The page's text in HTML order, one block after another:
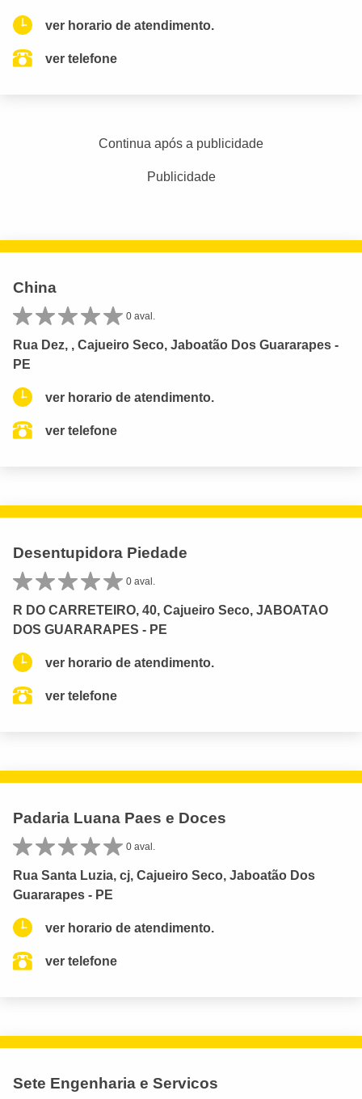
ver horario de atendimento.
ver telefone
Continua após a publicidade
Publicidade
China
0 aval.
Rua Dez, , Cajueiro Seco, Jaboatão Dos Guararapes -
PE
ver horario de atendimento.
ver telefone
Desentupidora Piedade
0 aval.
R DO CARRETEIRO, 40, Cajueiro Seco, JABOATAO
DOS GUARARAPES - PE
ver horario de atendimento.
ver telefone
Padaria Luana Paes e Doces
0 aval.
Rua Santa Luzia, cj, Cajueiro Seco, Jaboatão Dos
Guararapes - PE
ver horario de atendimento.
ver telefone
Sete Engenharia e Servicos